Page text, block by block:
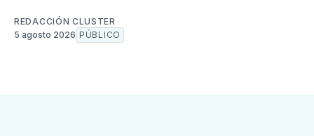
REDACCIÓN CLUSTER
5 agosto 2026 PÚBLICO